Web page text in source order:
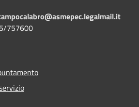
757600